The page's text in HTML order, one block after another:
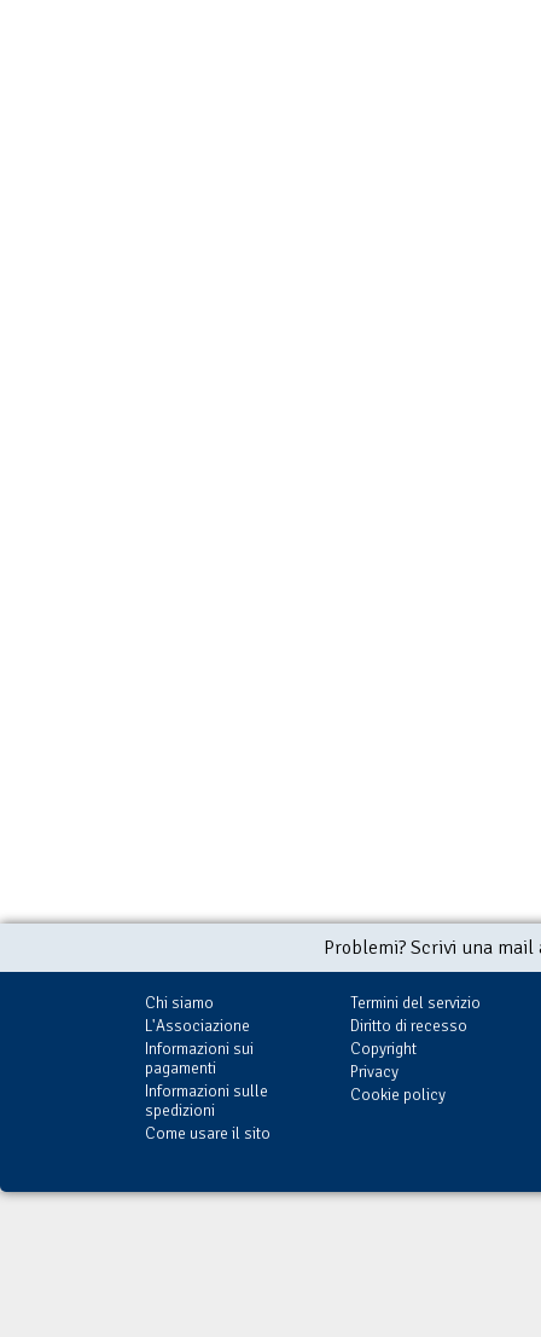
Problemi? Scrivi una
Chi siamo
L'Associazione
Informazioni sui
pagamenti
Informazioni sulle
spedizioni
Come usare il sito
Termini del servizio
Diritto di recesso
Copyright
Privacy
Cookie policy